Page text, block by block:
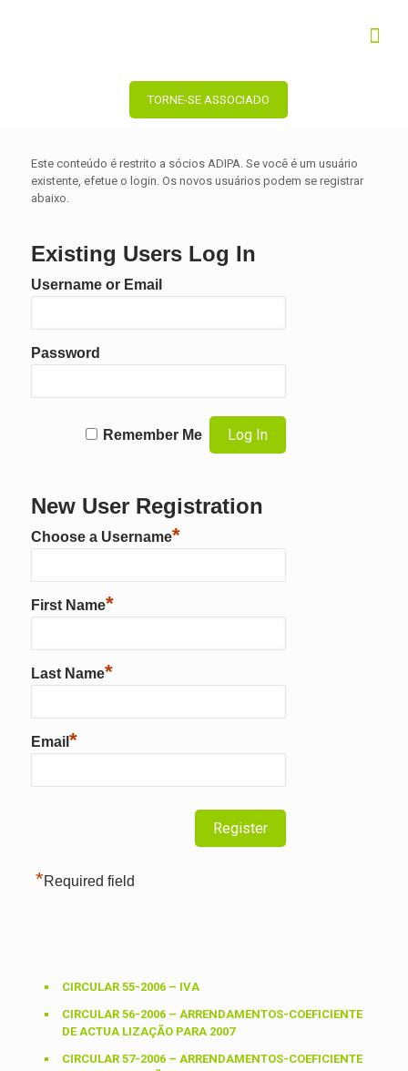
TORNE-SE ASSOCIADO
Este conteúdo é restrito a sócios ADIPA. Se você é um usuário
existente, efetue o login. Os novos usuários podem se registrar
abaixo.
Existing Users Log In
Username or Email
Password
Remember Me
New User Registration
Choose a Username*
First Name*
Last Name*
Email *
*Required field
CIRCULAR 55-2006 – IVA
CIRCULAR 56-2006 – ARRENDAMENTOS-COEFICIENTE
DE ACTUA LIZAÇÃO PARA 2007
CIRCULAR 57-2006 – ARRENDAMENTOS-COEFICIENTE